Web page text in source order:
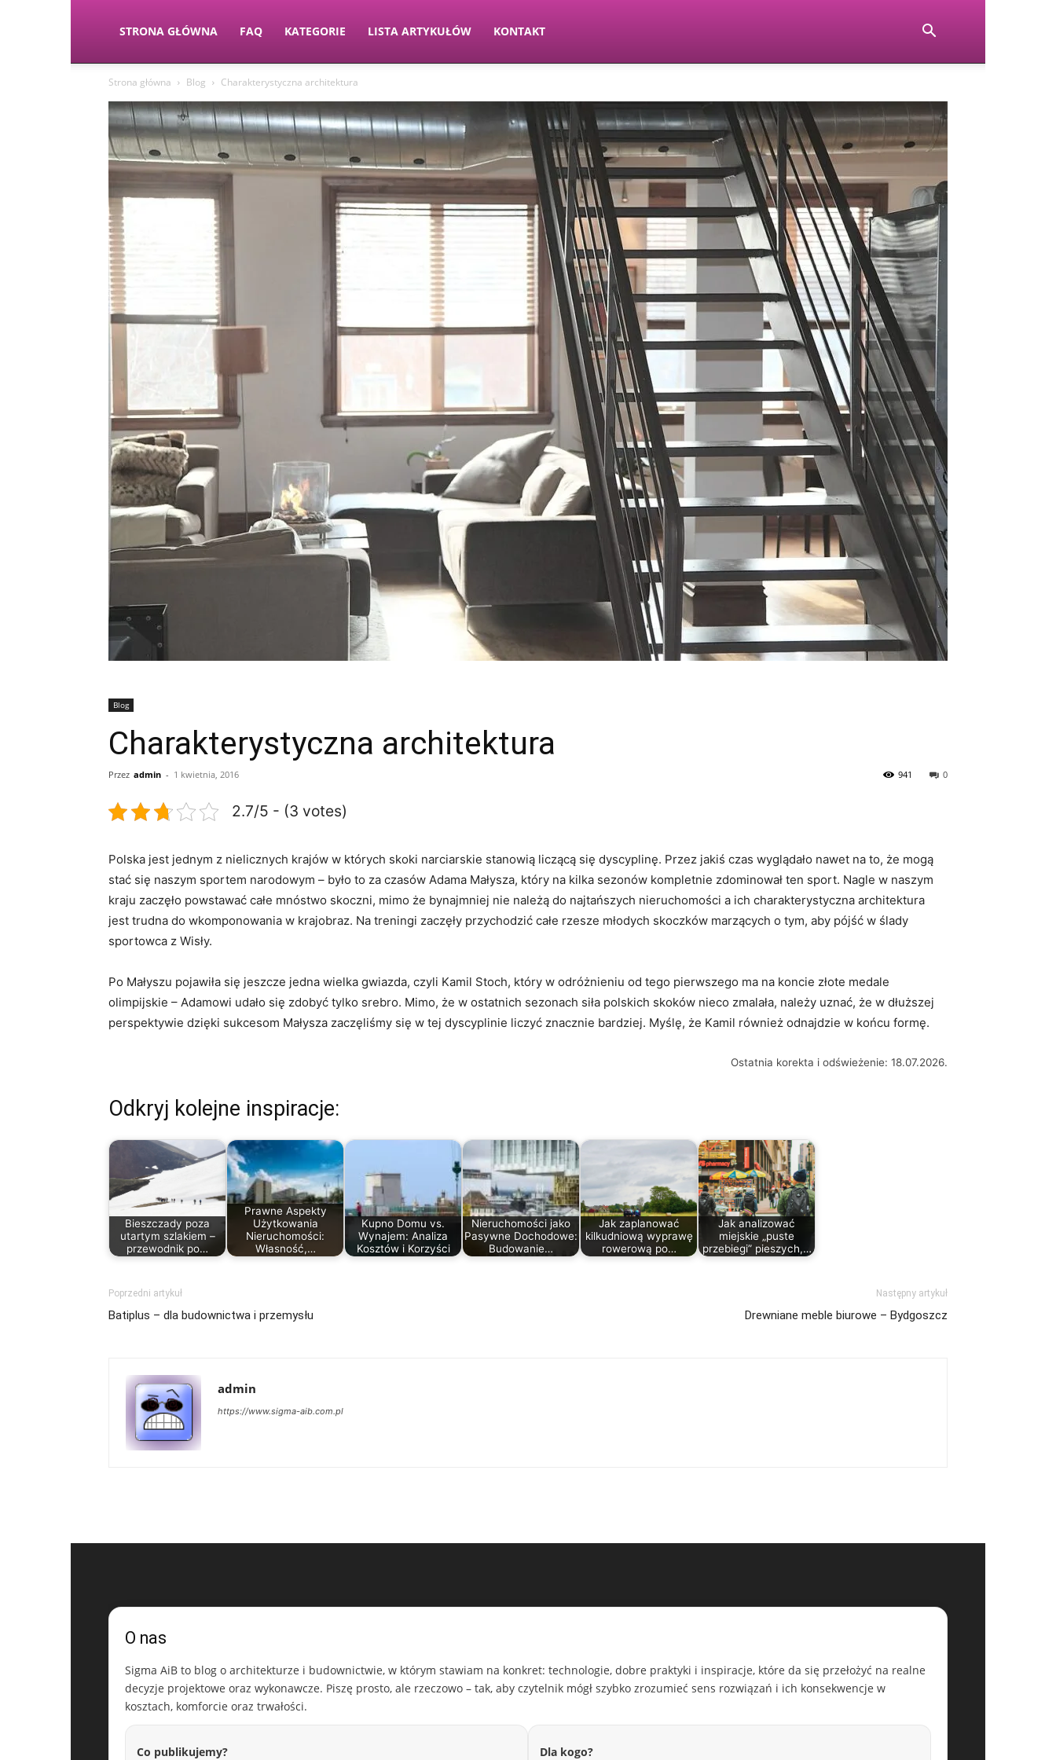
STRONA GŁÓWNA FAQ KATEGORIE LISTA ARTYKUŁÓW KONTAKT
Strona główna Blog Charakterystyczna architektura
Blog
Charakterystyczna architektura
Przez admin - 1 kwietnia, 2016 0
941
2.7/5 - (3 votes)
Polska jest jednym z nielicznych krajów w których skoki narciarskie stanowią liczącą się dyscyplinę. Przez jakiś czas wyglądało nawet na to, że mogą
stać się naszym sportem narodowym – było to za czasów Adama Małysza, który na kilka sezonów kompletnie zdominował ten sport. Nagle w naszym
kraju zaczęło powstawać całe mnóstwo skoczni, mimo że bynajmniej nie należą do najtańszych nieruchomości a ich charakterystyczna architektura
jest trudna do wkomponowania w krajobraz. Na treningi zaczęły przychodzić całe rzesze młodych skoczków marzących o tym, aby pójść w ślady
sportowca z Wisły.
Po Małyszu pojawiła się jeszcze jedna wielka gwiazda, czyli Kamil Stoch, który w odróżnieniu od tego pierwszego ma na koncie złote medale
olimpijskie – Adamowi udało się zdobyć tylko srebro. Mimo, że w ostatnich sezonach siła polskich skoków nieco zmalała, należy uznać, że w dłuższej
perspektywie dzięki sukcesom Małysza zaczęliśmy się w tej dyscyplinie liczyć znacznie bardziej. Myślę, że Kamil również odnajdzie w końcu formę.
Ostatnia korekta i odświeżenie: 18.07.2026.
Odkryj kolejne inspiracje:
Bieszczady poza
utartym szlakiem –
przewodnik po…
Prawne Aspekty
Użytkowania
Nieruchomości:
Własność,…
Kupno Domu vs.
Wynajem: Analiza
Kosztów i Korzyści
Nieruchomości jako
Pasywne Dochodowe:
Budowanie…
Jak zaplanować
kilkudniową wyprawę
rowerową po…
Jak analizować
miejskie „puste
przebiegi” pieszych,…
Poprzedni artykuł
Batiplus – dla budownictwa i przemysłu
Następny artykuł
Drewniane meble biurowe – Bydgoszcz
admin
https://www.sigma-aib.com.pl
O nas
Sigma AiB to blog o architekturze i budownictwie, w którym stawiam na konkret: technologie, dobre praktyki i inspiracje, które da się przełożyć na realne
decyzje projektowe oraz wykonawcze. Piszę prosto, ale rzeczowo – tak, aby czytelnik mógł szybko zrozumieć sens rozwiązań i ich konsekwencje w
kosztach, komforcie oraz trwałości.
Co publikujemy? Dla kogo?